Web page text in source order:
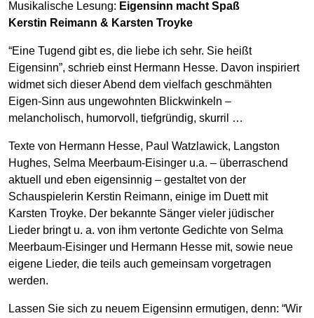
Musikalische Lesung: Eigensinn macht Spaß
Kerstin Reimann & Karsten Troyke
“Eine Tugend gibt es, die liebe ich sehr. Sie heißt
Eigensinn”, schrieb einst Hermann Hesse. Davon inspiriert
widmet sich dieser Abend dem vielfach geschmähten
Eigen-Sinn aus ungewohnten Blickwinkeln –
melancholisch, humorvoll, tiefgründig, skurril …
Texte von Hermann Hesse, Paul Watzlawick, Langston
Hughes, Selma Meerbaum-Eisinger u.a. – überraschend
aktuell und eben eigensinnig – gestaltet von der
Schauspielerin Kerstin Reimann, einige im Duett mit
Karsten Troyke. Der bekannte Sänger vieler jüdischer
Lieder bringt u. a. von ihm vertonte Gedichte von Selma
Meerbaum-Eisinger und Hermann Hesse mit, sowie neue
eigene Lieder, die teils auch gemeinsam vorgetragen
werden.
Lassen Sie sich zu neuem Eigensinn ermutigen, denn: “Wir